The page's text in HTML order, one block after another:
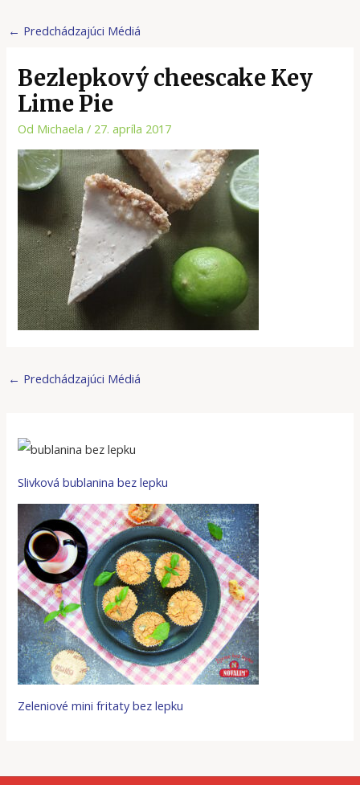
← Predchádzajúci Médiá
Bezlepkový cheescake Key
Lime Pie
Od Michaela/ 27. apríla 2017
← Predchádzajúci Médiá
Slivková bublanina bez lepku
Zeleniové mini fritaty bez lepku